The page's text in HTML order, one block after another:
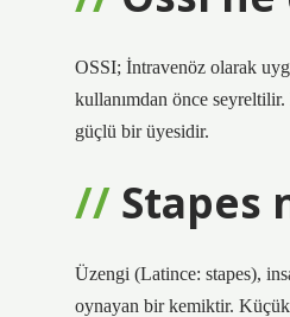
OSSI; İntravenöz olarak
kullanımdan önce
güçlü bir üyesidir.
Stapes
Üzengi (Latince: stapes),
oynayan bir kemiktir.